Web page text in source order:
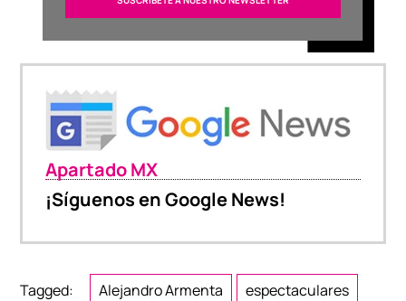
Apartado MX
¡Síguenos en Google News!
Tagged: Alejandro Armenta
espectaculares